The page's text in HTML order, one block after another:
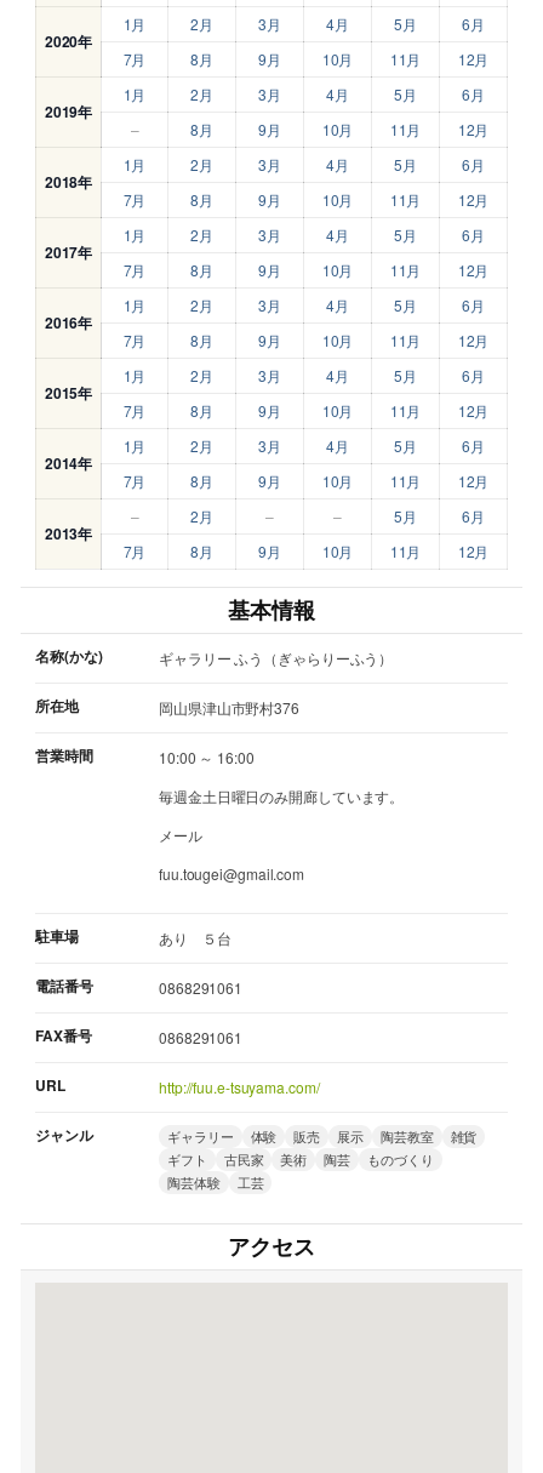
2020年
1月 2月 3月 4月 5月
6月
7月
8月 9月 10月 11月 12月
2019年
1月 2月 3月 4月 5月
6月
–
8月 9月 10月 11月 12月
2018年
1月 2月 3月 4月 5月
6月
7月
8月 9月 10月 11月 12月
2017年
1月 2月 3月 4月 5月
6月
7月
8月 9月 10月 11月 12月
2016年
1月 2月 3月 4月 5月
6月
7月
8月 9月 10月 11月 12月
2015年
1月 2月 3月 4月 5月
6月
7月
8月 9月 10月 11月 12月
2014年
1月 2月 3月 4月 5月
6月
7月
8月 9月 10月 11月 12月
2013年
– 2月 – – 5月
6月
7月
8月 9月 10月 11月 12月
基本情報
名称(かな) ギャラリー ふう（ぎゃらりーふう）
所在地 岡山県津山市野村376
営業時間
10:00 ～ 16:00
毎週金土日曜日のみ開廊しています。
メール
fuu.tougei@gmail.com
駐車場 あり ５台
電話番号 0868291061
FAX番号 0868291061
URL http://fuu.e-tsuyama.com/
ジャンル ギャラリー 体験 販売 展示 陶芸教室
雑貨
ギフト
古民家 美術 陶芸
ものづくり
陶芸体験
工芸
アクセス